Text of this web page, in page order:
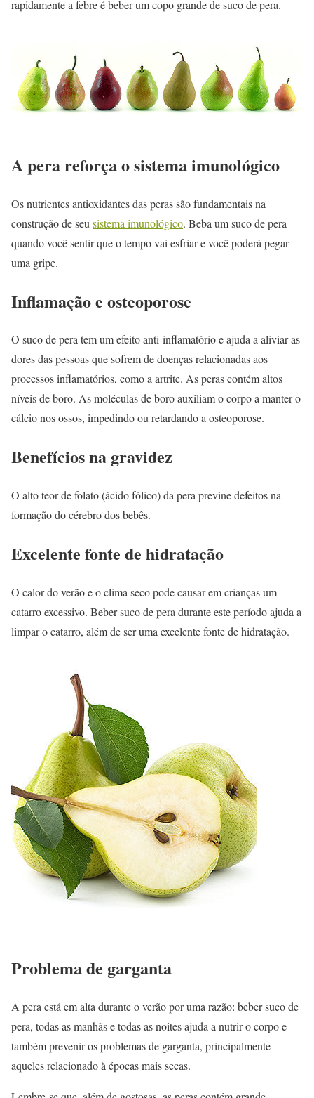
rapidamente a febre é beber um copo grande de suco de pera.
A pera reforça o sistema imunológico
Os nutrientes antioxidantes das peras são fundamentais na
construção de seu sistema imunológico. Beba um suco de pera
quando você sentir que o tempo vai esfriar e você poderá pegar
uma gripe.
Inflamação e osteoporose
O suco de pera tem um efeito anti-inflamatório e ajuda a aliviar as
dores das pessoas que sofrem de doenças relacionadas aos
processos inflamatórios, como a artrite. As peras contém altos
níveis de boro. As moléculas de boro auxiliam o corpo a manter o
cálcio nos ossos, impedindo ou retardando a osteoporose.
Benefícios na gravidez
O alto teor de folato (ácido fólico) da pera previne defeitos na
formação do cérebro dos bebês.
Excelente fonte de hidratação
O calor do verão e o clima seco pode causar em crianças um
catarro excessivo. Beber suco de pera durante este período ajuda a
limpar o catarro, além de ser uma excelente fonte de hidratação.
Problema de garganta
A pera está em alta durante o verão por uma razão: beber suco de
pera, todas as manhãs e todas as noites ajuda a nutrir o corpo e
também prevenir os problemas de garganta, principalmente
aqueles relacionado à épocas mais secas.